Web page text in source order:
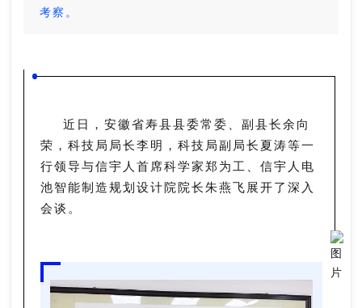
考察。
近日，安徽省寿县县委常委、副县长余向
荣，科技局局长李明，科技局副局长夏涛等一
行领导与信宇人首席科学家郑为工、信宇人电
池智能制造规划设计院院长朱燕飞展开了深入
会谈。